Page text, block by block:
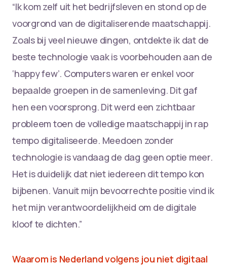
“Ik kom zelf uit het bedrijfsleven en stond op de
voorgrond van de digitaliserende maatschappij.
Zoals bij veel nieuwe dingen, ontdekte ik dat de
beste technologie vaak is voorbehouden aan de
‘happy few’. Computers waren er enkel voor
bepaalde groepen in de samenleving. Dit gaf
hen een voorsprong. Dit werd een zichtbaar
probleem toen de volledige maatschappij in rap
tempo digitaliseerde. Meedoen zonder
technologie is vandaag de dag geen optie meer.
Het is duidelijk dat niet iedereen dit tempo kon
bijbenen. Vanuit mijn bevoorrechte positie vind ik
het mijn verantwoordelijkheid om de digitale
kloof te dichten.”
Waarom is Nederland volgens jou niet digitaal